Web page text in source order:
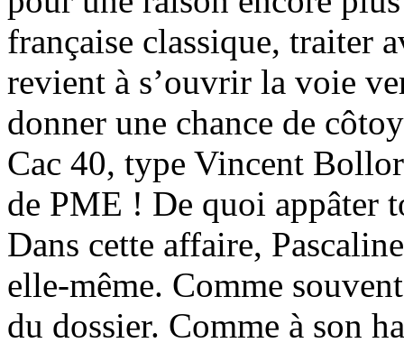
française classique, traiter
revient à s’ouvrir la voie
donner une chance de
Cac 40, type Vincent
de PME ! De quoi appâter
Dans cette affaire,
elle-même. Comme
du dossier. Comme à son